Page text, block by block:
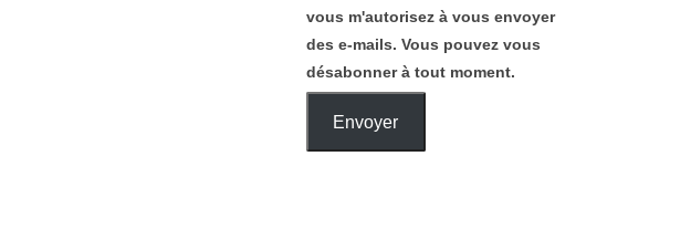
vous m'autorisez à vous envoyer
des e-mails. Vous pouvez vous
désabonner à tout moment.
Envoyer